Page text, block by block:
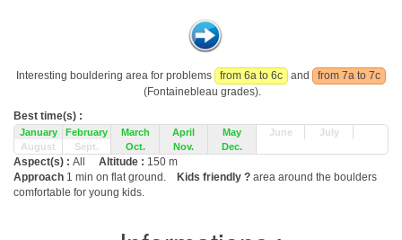
Interesting bouldering area for problems from 6a to 6c and
from 7a to 7c
(Fontainebleau grades).
Best time(s) :
January February March April May June
July
August
Sept. Oct. Nov. Dec.
Aspect(s) : All Altitude : 150 m
Approach 1 min on flat ground. Kids friendly ? area around the boulders
comfortable for young kids.